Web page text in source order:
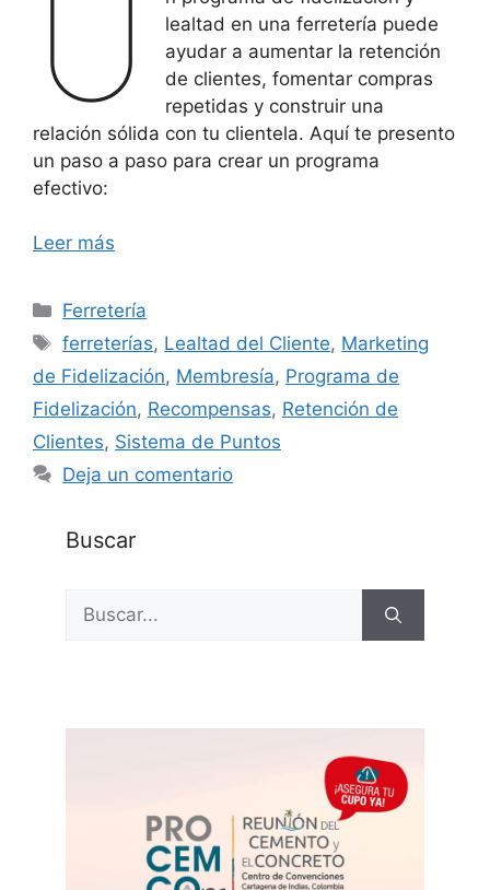
U
lealtad en una ferretería puede
ayudar a aumentar la retención
de clientes, fomentar compras
repetidas y construir una
relación sólida con tu clientela. Aquí te presento
un paso a paso para crear un programa
efectivo:
Leer más
Categorías
Ferretería
Etiquetas
ferreterías, Lealtad del Cliente, Marketing
de Fidelización, Membresía, Programa de
Fidelización, Recompensas, Retención de
Clientes, Sistema de Puntos
Deja un comentario
Buscar
Buscar: